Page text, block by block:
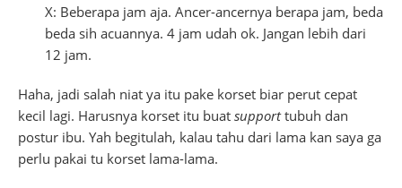
X: Beberapa jam aja. Ancer-ancernya berapa jam, beda
beda sih acuannya. 4 jam udah ok. Jangan lebih dari
12 jam.
Haha, jadi salah niat ya itu pake korset biar perut cepat
kecil lagi. Harusnya korset itu buat supporttubuh dan
postur ibu. Yah begitulah, kalau tahu dari lama kan saya ga
perlu pakai tu korset lama-lama.